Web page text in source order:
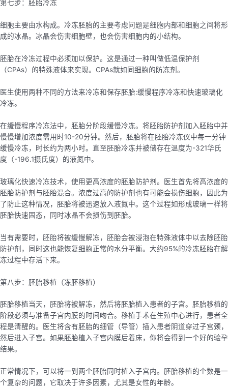
第七步：胚胎冷冻
细胞主要由水构成。冷冻胚胎的主要考虑问题是细胞内部和细胞之间将形
成的冰晶。冰晶会伤害细胞壁，也会伤害细胞内的小结构。
胚胎在冷冻过程中必须加以保护。这是通过一种叫做低温保护剂
（CPAs）的特殊液体来实现。CPAs就如同细胞的防冻剂。
医生使用两种不同的方法来冷冻和保存胚胎:缓慢程序冷冻和快速玻璃化
冷冻。
在缓慢程序冷冻法中，胚胎分阶段缓慢冷冻。将胚胎防护剂加入胚胎中并
慢慢增加浓度需用时10-20分钟。然后，胚胎将在胚胎冷冻仪中每一分钟
缓慢冷冻，时长约为两小时。直至胚胎冷冻并被储存在温度为-321华氏
度（-196.1摄氏度）的液氮中。
玻璃化快速冷冻技术，使用更高浓度的胚胎防护剂。医生首先将高浓度的
胚胎防护剂与胚胎混合。浓度过高的防护剂也有可能会损伤细胞，因此为
了防止这种情况，胚胎将被迅速放入液氮中。这个过程如形成玻璃一样将
胚胎快速固态，同时冰晶不会损伤到胚胎。
当有需要时，胚胎将被缓慢解冻，胚胎会被浸泡在特殊液体中以去除胚胎
防护剂，同时这也能恢复细胞正常的水分平衡。大约95%的冷冻胚胎在解
冻过程中存活下来。
第八步：胚胎移植（冻胚移植）
胚胎移植当天，胚胎将被解冻，然后将胚胎植入患者的子宫。胚胎移植的
阶段必须与准备子宫内膜的时间吻合。移植手术在生殖中心进行，患者全
程是清醒的。医生将含有胚胎的细管（导管）插入患者阴道穿过子宫颈，
然后进入子宫。如果胚胎植入子宫内膜后着床，你将会得到一个好的验孕
结果。
正常情况下，可以将一到两个胚胎同时植入子宫内。胚胎移植的个数是一
个复杂的问题，它取决于许多因素，尤其是女性的年龄。